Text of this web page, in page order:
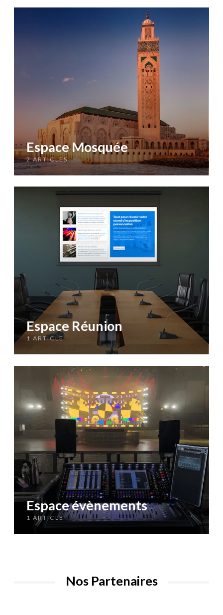
Espace Mosquée
2 ARTICLES
Espace Réunion
1 ARTICLE
Espace évènements
1 ARTICLE
Nos Partenaires